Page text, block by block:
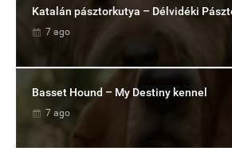
Katalán pásztorkutya – Délvidéki
7 ago
Basset Hound – My Destiny kennel
7 ago